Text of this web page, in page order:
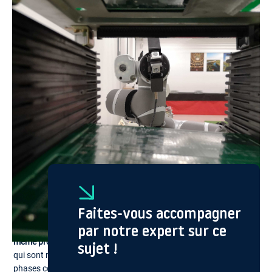
« petite ». Cela rend l’exercice d’automatisation difficile car le ROI
(Retour sur investissement) n’est pas aisé à calculer.
Un seul cobot : plusieurs phases d’un même processus et un
changement automatisé de série
Il y a 4 ans, Eolane a eu en charge la production d’une petite série
d’un produit complexe comportant de nombreuses phases de
process. C’est avec ce projet que l’organisation a débuté la mise
en place de solutions cobotiques.
Un seul cobot étant capable de réaliser plusieurs actions sur un
même produit,
ce ne sont pas moins de 110 produits par semaine
qui sont réalisés sur ce cobot, pour plusieurs phases (environ 4
phases coupées par des phases de polymérisation pour la colle).
Faites-vous accompagner
par notre expert sur ce
sujet !